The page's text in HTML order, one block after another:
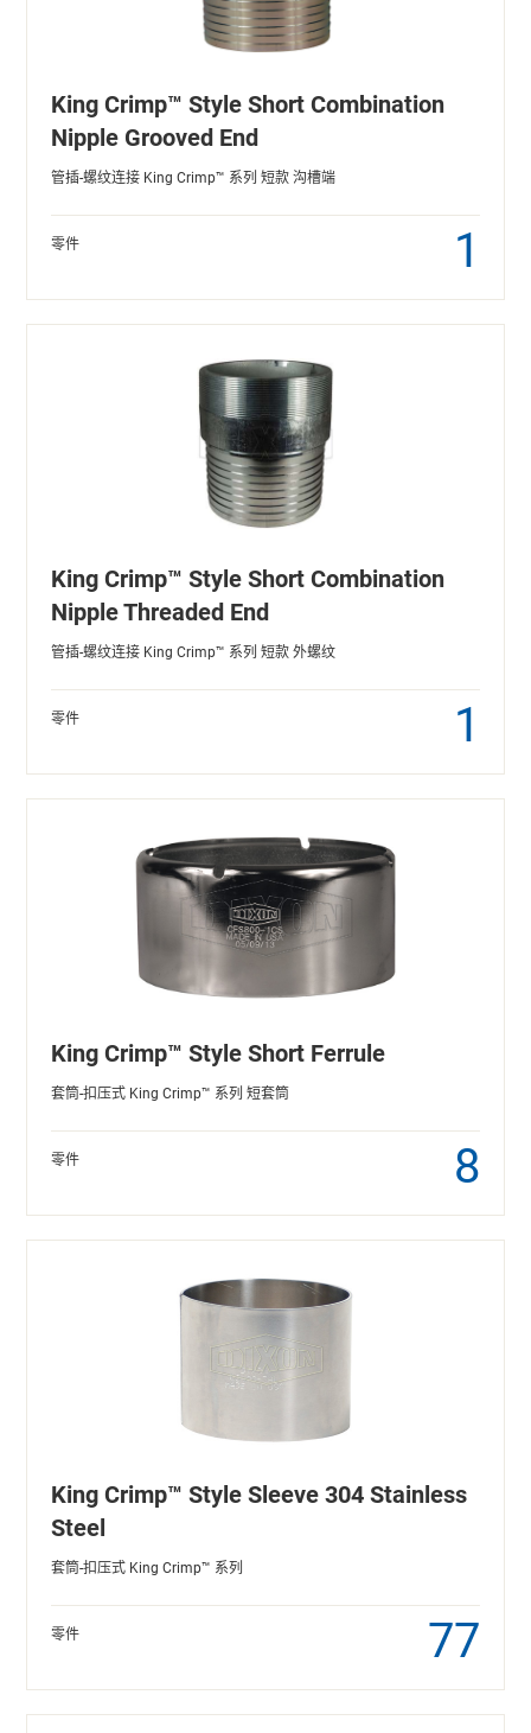
King Crimp™ Style Short Combination
Nipple Grooved End
管插-螺纹连接 King Crimp™ 系列 短款 沟槽端
零件 1
King Crimp™ Style Short Combination
Nipple Threaded End
管插-螺纹连接 King Crimp™ 系列 短款 外螺纹
零件 1
King Crimp™ Style Short Ferrule
套筒-扣压式 King Crimp™ 系列 短套筒
零件 8
King Crimp™ Style Sleeve 304 Stainless
Steel
套筒-扣压式 King Crimp™ 系列
零件 77